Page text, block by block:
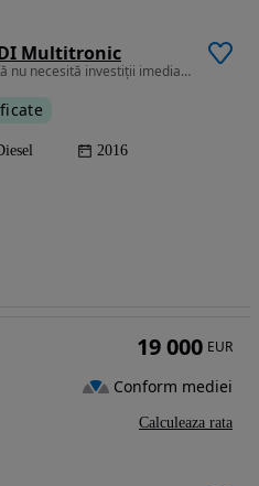
Multitronic
1968 cm3 • 177 CP • Stare perfectă nu necesită investiții imediate
2016
19 000 EUR
Conform mediei
Calculeaza rata